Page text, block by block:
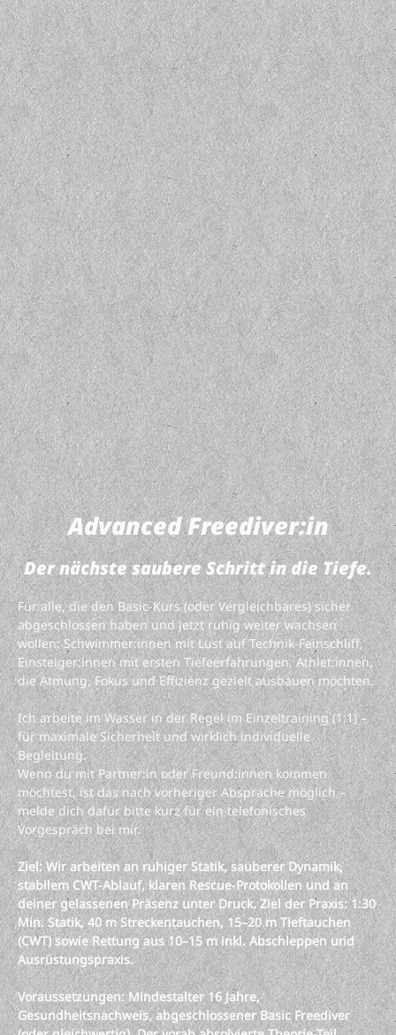
Advanced Freediver:in
Der nächste saubere Schritt in die Tiefe.
Für alle, die den Basic-Kurs (oder Vergleichbares) sicher
abgeschlossen haben und jetzt ruhig weiter wachsen
wollen: Schwimmer:innen mit Lust auf Technik-Feinschliff,
Einsteiger:innen mit ersten Tiefeerfahrungen, Athlet:innen,
die Atmung, Fokus und Effizienz gezielt ausbauen möchten.
Ich arbeite im Wasser in der Regel im Einzeltraining (1:1) –
für maximale Sicherheit und wirklich individuelle
Begleitung.
Wenn du mit Partner:in oder Freund:innen kommen
möchtest, ist das nach vorheriger Absprache möglich –
melde dich dafür bitte kurz für ein telefonisches
Vorgespräch bei mir.
Ziel: Wir arbeiten an ruhiger Statik, sauberer Dynamik,
stabilem CWT-Ablauf, klaren Rescue-Protokollen und an
deiner gelassenen Präsenz unter Druck. Ziel der Praxis: 1:30
Min. Statik, 40 m Streckentauchen, 15–20 m Tieftauchen
(CWT) sowie Rettung aus 10–15 m inkl. Abschleppen und
Ausrüstungspraxis.
Voraussetzungen: Mindestalter 16 Jahre,
Gesundheitsnachweis, abgeschlossener Basic Freediver